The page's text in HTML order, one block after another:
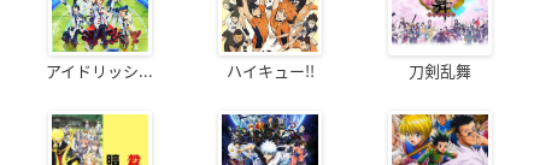
アイドリッシ... ハイキュー!! 刀剣乱舞